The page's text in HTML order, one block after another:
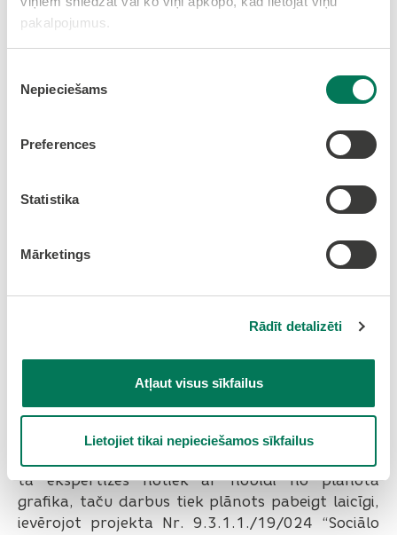
pakalpojumus.
izvēle
Nepieciešams
Preferences
Statistika
Mārketings
Rādīt detalizēti
Atļaut visus sīkfailus
Lietojiet tikai nepieciešamos sīkfailus
integrācijai sabiedrībā" 9.3.1.1. pasākuma
Eiropas Reģionālās attīstības fonda (ERAF)
finansētā projekta Nr. 9.3.1.1./19/024 "Sociālo
novadā" ietvaros BIS (Būvniecības informācijas
mērķis ir sniegt izvērtējumu par būvprojekta
tehniskā risinājuma atbilstību normatīvo aktu un
infekcijas izplatības dēļ darbi atpaliek no iepriekš
plānotā kalendārā laika grafika, taču tos
paredzēts veikt ievērojot projektu ieviešanas gala
11.2020.-01.2021.
Dažās pozīcijās darbi pie “Dienas aprūpes centrs
un sociālās rehabilitācijas pakalpojumu centrs
Zeiferta ielā 6b, Olainē” būvprojekta izstrādes un
tā ekspertīzes notiek ar nobīdi no plānotā
grafika, taču darbus tiek plānots pabeigt laicīgi,
ievērojot projekta Nr. 9.3.1.1./19/024 “Sociālo